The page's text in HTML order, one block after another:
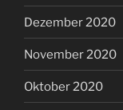
Dezember 2020
November 2020
Oktober 2020